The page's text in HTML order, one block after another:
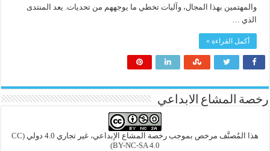
والمهتمين بهذا المجال، وآليات تخطي ما يوجههم من تحديات. يعد المنتدى
الذي …
أكمل القراءة »
رخصة المشاع الابداعي
هذا المُصنَّف مرخص بموجب رخصة المشاع الإبداعي، غير تجاري 4.0 دولي
(CC
BY-NC-SA 4.0)